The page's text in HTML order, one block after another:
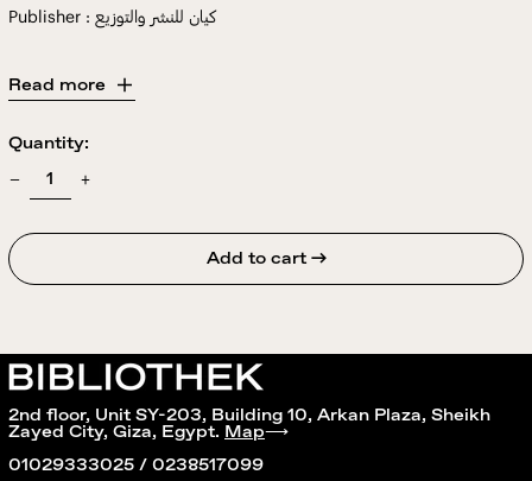
Publisher : كيان للنشر والتوزيع
Read more
Quantity:
Add to cart →
2nd floor, Unit SY-203, Building 10, Arkan Plaza, Sheikh
Zayed City, Giza, Egypt. Map⟶
01029333025 / 0238517099